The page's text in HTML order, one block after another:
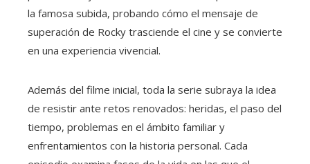
la famosa subida, probando cómo el mensaje de
superación de Rocky trasciende el cine y se convierte
en una experiencia vivencial.
Además del filme inicial, toda la serie subraya la idea
de resistir ante retos renovados: heridas, el paso del
tiempo, problemas en el ámbito familiar y
enfrentamientos con la historia personal. Cada